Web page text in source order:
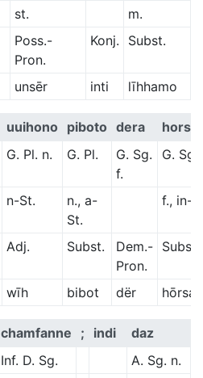
st.
m.
Poss.-
Pron.
Konj. Subst.
unsēr inti līhhamo
uuihono piboto dera
G. Pl. n. G. Pl.
G. Sg.
f.
G. Sg.
n-St.
n., a-
St.
f., in-
Adj. Subst.
Dem.-
Pron.
Subst.
wīh bibot dër
chamfanne ; indi
daz
Inf. D. Sg.
A. Sg. n.